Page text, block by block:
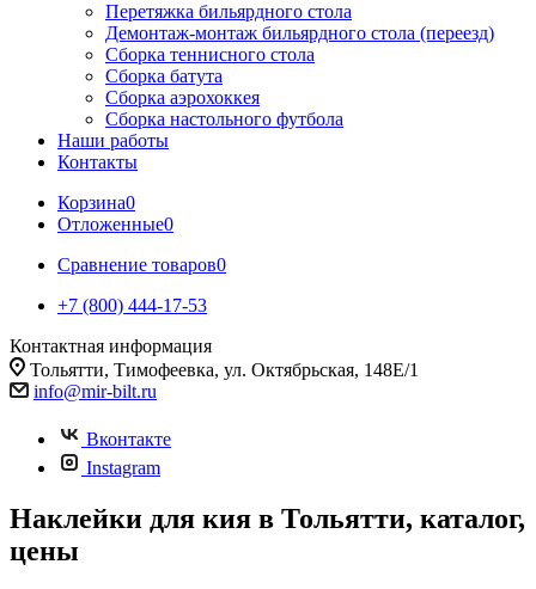
Перетяжка бильярдного стола
Демонтаж-монтаж бильярдного стола (переезд)
Сборка теннисного стола
Сборка батута
Сборка аэрохоккея
Сборка настольного футбола
Наши работы
Контакты
Корзина0
Отложенные0
Сравнение товаров0
+7 (800) 444-17-53
Контактная информация
Тольятти, Тимофеевка, ул. Октябрьская, 148Е/1
info@mir-bilt.ru
Вконтакте
Instagram
Наклейки для кия в Тольятти, каталог,
цены